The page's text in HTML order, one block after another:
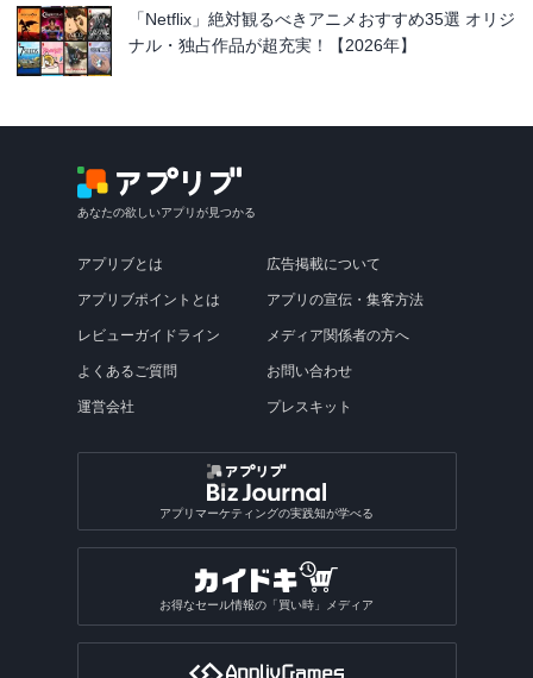
「Netflix」絶対観るべきアニメおすすめ35選 オリジ
ナル・独占作品が超充実！【2026年】
あなたの欲しいアプリが見つかる
アプリブとは
アプリブポイントとは
レビューガイドライン
よくあるご質問
運営会社
広告掲載について
アプリの宣伝・集客方法
メディア関係者の方へ
お問い合わせ
プレスキット
アプリマーケティングの実践知が学べる
お得なセール情報の「買い時」メディア